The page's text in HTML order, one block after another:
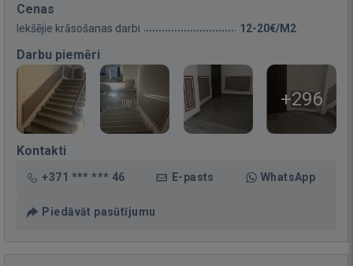
Cenas
Iekšējie krāsošanas darbi 12-20€/M2
Darbu piemēri
+296
Kontakti
+371 *** *** 46 E-pasts WhatsApp
Piedāvāt pasūtījumu